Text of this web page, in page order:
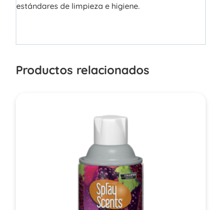
estándares de limpieza e higiene.
Productos relacionados